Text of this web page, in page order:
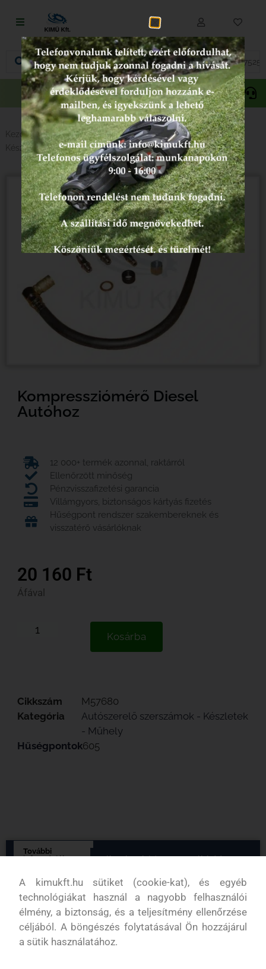
Fűnyírás
Vágás és fűrészelés
Akkumulátoros termékek
Talajápolás és tisztítás
Alkatrészek
Kenőanyagok és kannák
Védőfelszerelés
Tartozékok és kiegészítők
Akciós
termékek
Gepida Oregon
Kezdőlap/ Kéziszerszámok/Autószerelő szerszámok -
Készletek - Műhely/ Kompressziómérő diesel autóhoz
Kompressziómérő Diesel
Autóhoz
12 000+ termék azonnal, raktárról
Ellenőrzött minőség
Pénzvisszafizetési garancia
Villámgyors, biztonságos kártyás fizetés
Hűségpont rendszer szakembereknek és
visszatérő vásárlóknak
20 160 Ft
Áfával
Kosárba
Cikkszám
M57680
Kategória
Autószerelő szerszámok - Készletek
- Műhely
Hűségpontok605
További
információk
Vélemények (0) Termék leírása
0,1 kg
A kimukft.hu sütiket (cookie-kat), és egyéb
technológiákat használ a nagyobb felhasználói
élmény, a biztonság, és a teljesítmény ellenőrzése
céljából. A böngészés folytatásával Ön hozzájárul
a sütik használatához.